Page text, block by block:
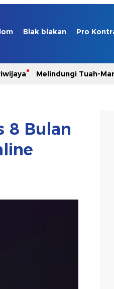
Blak blakan Pro
Melindungi Tuah-
8 Bulan